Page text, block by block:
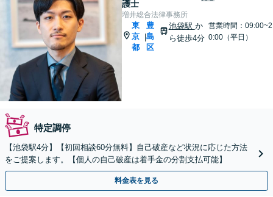
護士
増井総合法律事務所
東
京
都
|
豊
島
区
池袋駅 か
ら徒歩4分
営業時間：09:00~2
0:00（平日）
特定調停
【池袋駅4分】【初回相談60分無料】自己破産など状況に応じた方法
をご提案します。【個人の自己破産は着手金の分割支払可能】
料金表を見る